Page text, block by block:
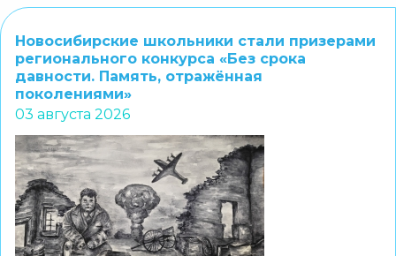
Новосибирские школьники стали призерами
регионального конкурса «Без срока
давности. Память, отражённая
поколениями»
03 августа 2026